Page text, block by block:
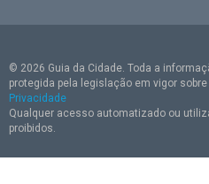
© 2026 Guia da Cidade. Toda a
protegida pela legislação em vigor
Privacidade
Qualquer acesso automatizado ou
proibidos.